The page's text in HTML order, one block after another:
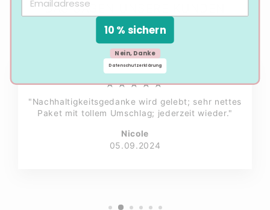
DAS SAGEN UNSERE KUNDEN
★★★★★
"Nachhaltigkeitsgedanke wird gelebt; sehr nettes
Paket mit tollem Umschlag; jederzeit wieder."
Nicole
05.09.2024
10 % sichern
Nein, Danke
Datenschutzerklärung